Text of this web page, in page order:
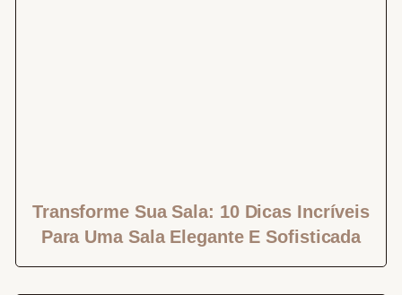
Transforme Sua Sala: 10 Dicas Incríveis
Para Uma Sala Elegante E Sofisticada